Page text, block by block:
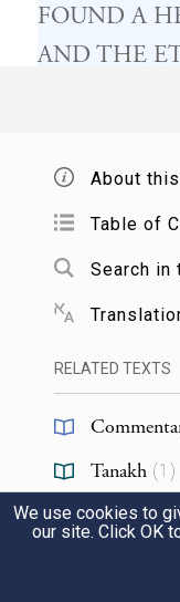
FOUND A
AND THE
AN
them before
and every
Immediately
overpowering
Rabbah 17:4).
הַמִּשְׁכָּן
About
Table of
Search in
RELATED TEXTS
Tanakh (1 )
Midrash(1
We use cookies to
our site. Click OK